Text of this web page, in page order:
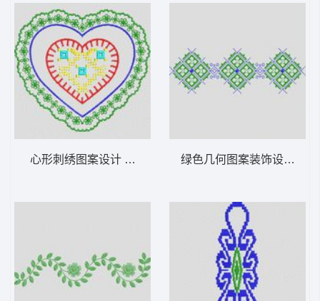
心形刺绣图案设计 植物花型 绿色几何图案装饰设计 植